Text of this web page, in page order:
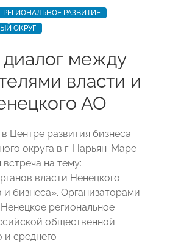
РЕГИОНАЛЬНОЕ РАЗВИТИЕ
ОКРУГ
между
власти и
АО
Центре развития бизнеса
округа в г. Нарьян-Маре
на тему:
власти Ненецкого
и бизнеса». Организаторами
региональное
общественной
и среднего